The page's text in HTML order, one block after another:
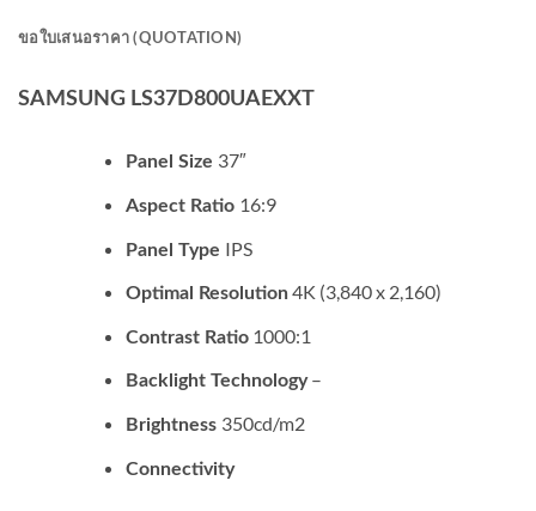
ขอใบเสนอราคา (QUOTATION)
SAMSUNG LS37D800UAEXXT
Panel Size 37″
Aspect Ratio 16:9
Panel Type IPS
Optimal Resolution 4K (3,840 x 2,160)
Contrast Ratio1000:1
Backlight Technology–
Brightness 350cd/m2
Connectivity